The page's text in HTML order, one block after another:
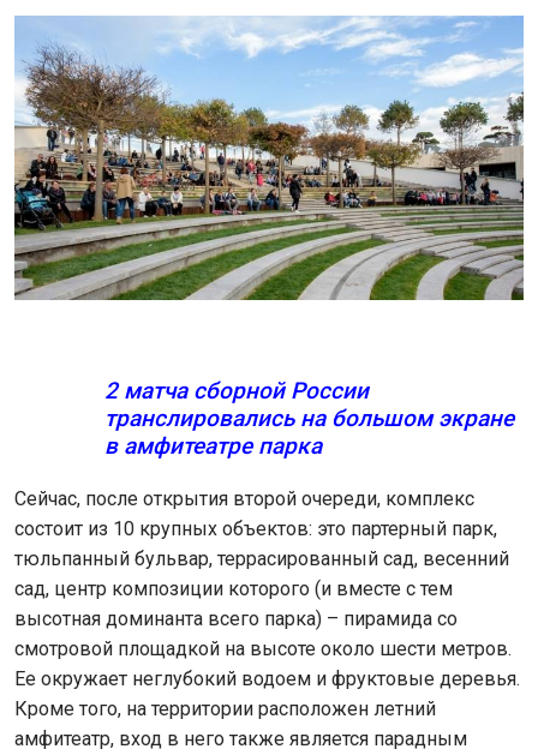
2 матча сборной России
транслировались на большом экране
в амфитеатре парка
Сейчас, после открытия второй очереди, комплекс
состоит из 10 крупных объектов: это партерный парк,
тюльпанный бульвар, террасированный сад, весенний
сад, центр композиции которого (и вместе с тем
высотная доминанта всего парка) – пирамида со
смотровой площадкой на высоте около шести метров.
Ее окружает неглубокий водоем и фруктовые деревья.
Кроме того, на территории расположен летний
амфитеатр, вход в него также является парадным